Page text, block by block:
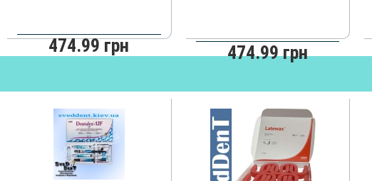
474.99 грн 474.99 грн